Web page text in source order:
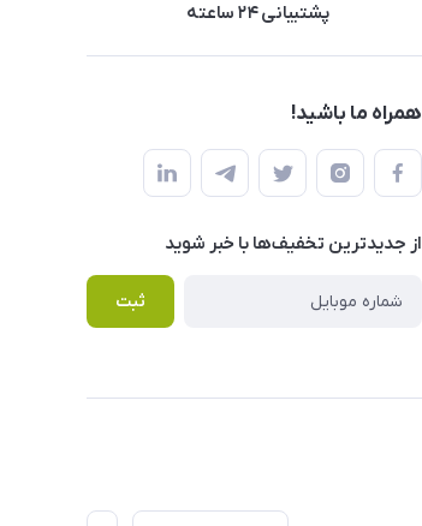
پشتیبانی ۲۴ ساعته
همراه ما باشید!
از جدید‌ترین تخفیف‌ها با‌ خبر شوید
ثبت